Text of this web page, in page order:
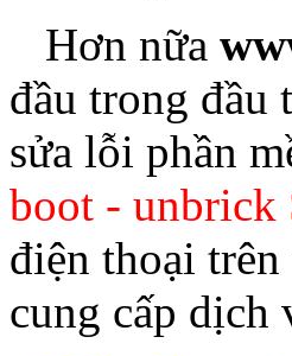
Hơn nữa
đầu trong đầu
sửa lỗi phần
boot -
điện thoại
cung cấp dịch